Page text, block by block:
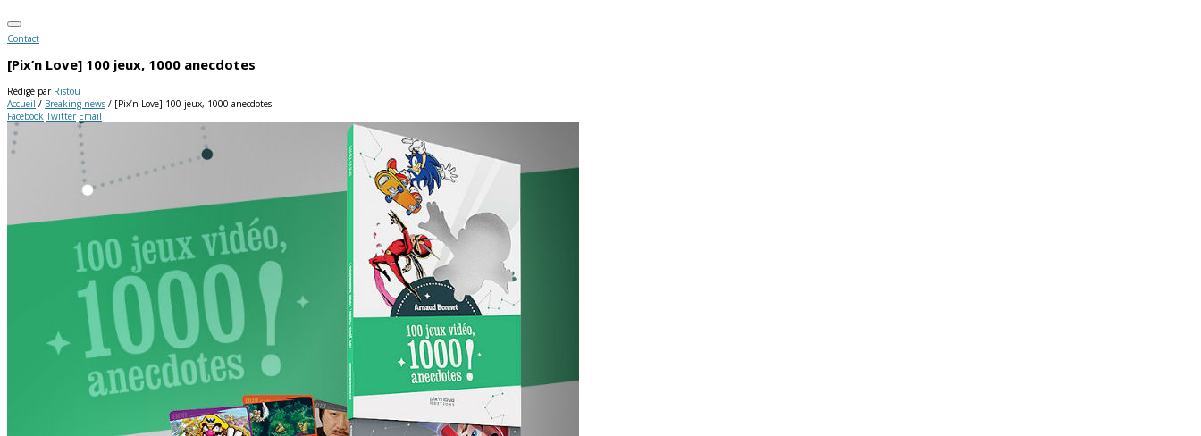
Contact
[Pix’n Love] 100 jeux, 1000 anecdotes
Rédigé par Ristou
Accueil / Breaking news / [Pix’n Love] 100 jeux, 1000 anecdotes
Facebook Twitter Email